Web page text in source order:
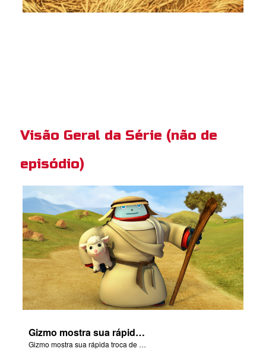
Visão Geral da Série (não de
episódio)
Gizmo mostra sua rápida troca de habilidades e se torna um pastor de ovelhas.
Gizmo mostra sua rápida troca de habilidades e se torna um pastor de ovelhas.